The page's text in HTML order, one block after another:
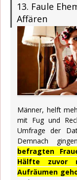
13. Faule
Affären
Männer, helft
mit Fug und
Umfrage der
Demnach
befragten
Hälfte zuvor
Aufräumen